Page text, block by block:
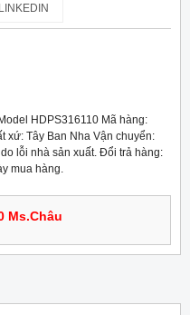
LINKEDIN
HDPS316110 Mã hàng:
xứ: Tây Ban Nha Vận chuyển:
lỗi nhà sản xuất. Đổi trả hàng:
mua hàng.
Ms.Châu